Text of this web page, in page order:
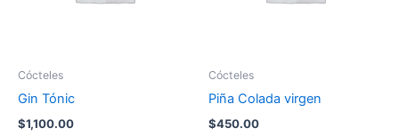
Cócteles
Gin Tónic
$1,100.00
Cócteles
Piña Colada virgen
$450.00